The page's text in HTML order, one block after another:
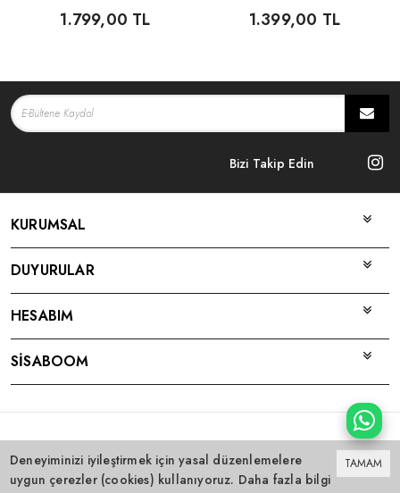
1.799,00 TL 1.399,00 TL
Bizi Takip Edin
KURUMSAL
DUYURULAR
HESABIM
SİSABOOM
ile hazırlanmıştır.
TAMAM
Deneyiminizi iyileştirmek için yasal düzenlemelere
uygun çerezler (cookies) kullanıyoruz. Daha fazla bilgi